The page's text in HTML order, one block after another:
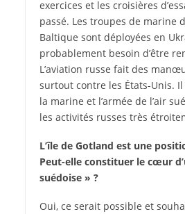
exercices et les croisières
passé. Les troupes de marine
Baltique sont déployées en
probablement besoin d’être
L’aviation russe fait des
surtout contre les États-Unis.
la marine et l’armée de l’air
les activités russes très
L’île de Gotland est une
Peut-elle constituer le cœur
suédoise » ?
Oui, ce serait possible et